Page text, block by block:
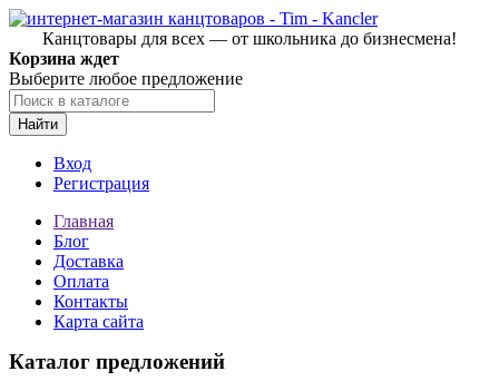
Канцтовары для всех — от школьника до бизнесмена!
Корзина ждет
Выберите любое предложение
Найти
Вход
Регистрация
Главная
Блог
Доставка
Оплата
Контакты
Карта сайта
Каталог предложений